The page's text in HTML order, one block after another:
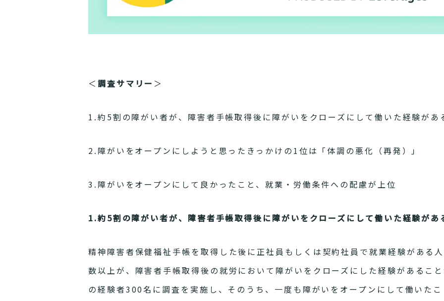
＜ 調査サマリー ＞
1.約5割の障がい者が、障害者手帳取得後に障がいをクローズにして働いた経験があ
2.障がいをオープンにしようと思ったきっかけの1位は「体調の悪化（再発）」
3.障がいをオープンにして良かったこと、就業・労働条件への配慮が上位
1.約5割の障がい者が、障害者手帳取得後に障がいをクローズにして働いた経験があ
精神障害者保健福祉手帳を取得した後に正社員もしくは契約社員で就業経験がある
数以上が、障害者手帳取得後の就労において障がいをクローズにした経験があるこ
の経験者300名に調査を実施し、そのうち、一度も障がいをオープンにして働いた